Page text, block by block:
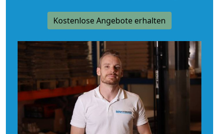
Kostenlose Angebote erhalten